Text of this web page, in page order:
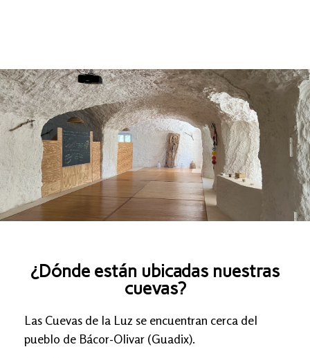
¿Dónde están ubicadas nuestras
cuevas?
Las Cuevas de la Luz se encuentran cerca del
pueblo de Bácor-Olivar (Guadix).